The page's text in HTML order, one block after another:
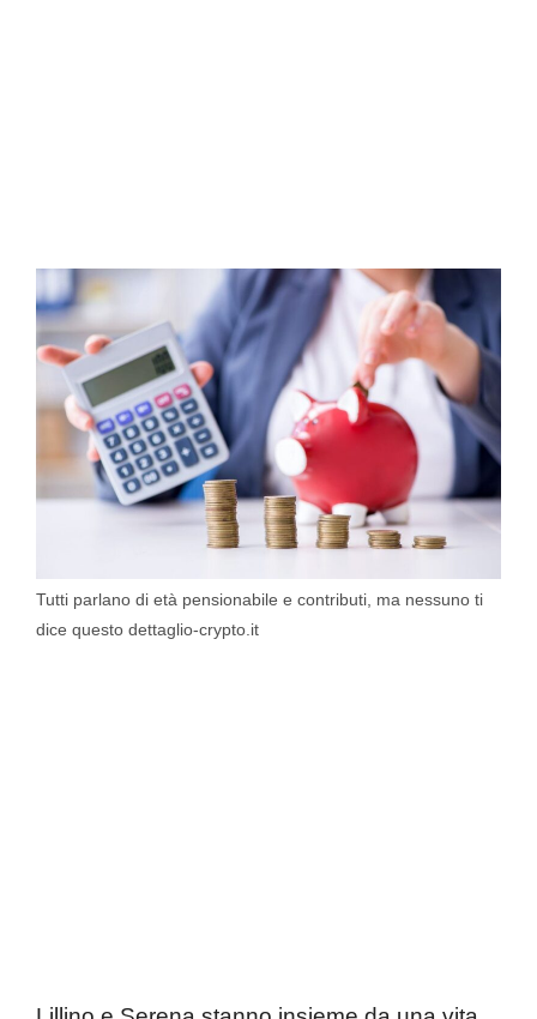
Tutti parlano di età pensionabile e contributi, ma nessuno ti
dice questo dettaglio-crypto.it